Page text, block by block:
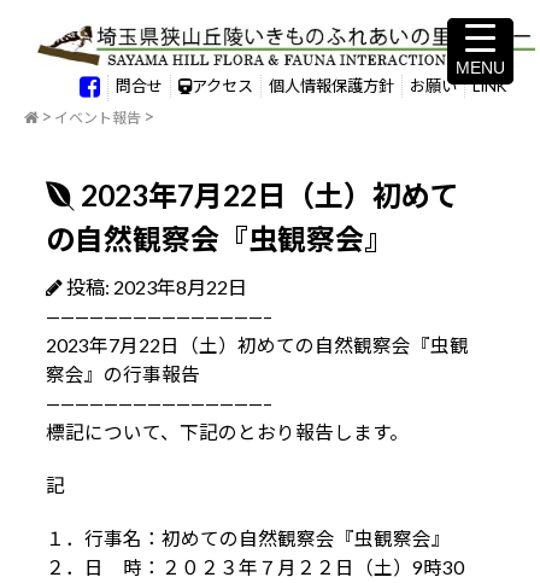
問合せ アクセス 個人情報保護方針 お願い LINK
イベント報告
2023年7月22日（土）初めて
の自然観察会『虫観察会』
投稿: 2023年8月22日
———————————————–
2023年7月22日（土）初めての自然観察会『虫観
察会』の行事報告
———————————————–
標記について、下記のとおり報告します。
記
１．行事名：初めての自然観察会『虫観察会』
２．日 時：２０２３年７月２２日（土）9時30
MENU
MENU